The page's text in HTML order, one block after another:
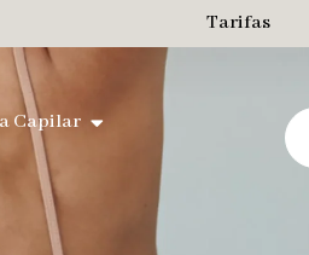
Tarifas
Capilar